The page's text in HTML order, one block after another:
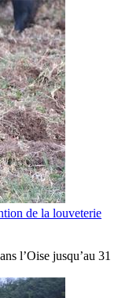
de la louveterie
l’Oise jusqu’au 31